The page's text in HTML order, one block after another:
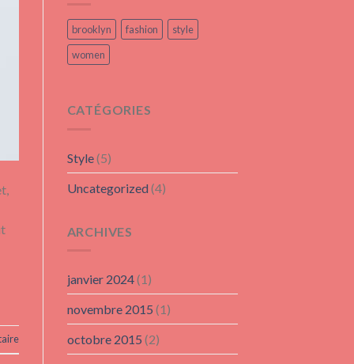
brooklyn fashion
style
women
CATÉGORIES
Style(5)
Uncategorized(4)
ARCHIVES
janvier 2024(1)
novembre 2015 (1)
octobre 2015 (2)